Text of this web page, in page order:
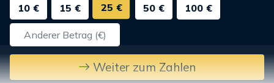
10 €
15 € 25 € 50 € 100 €
Weiter zum Zahlen